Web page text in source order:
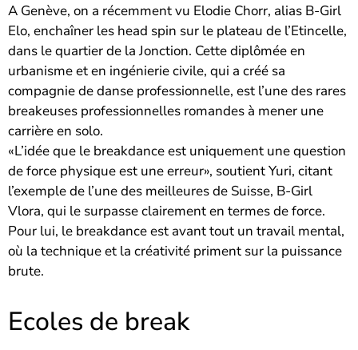
A Genève, on a récemment vu Elodie Chorr, alias B-Girl
Elo, enchaîner les head spin sur le plateau de l’Etincelle,
dans le quartier de la Jonction. Cette diplômée en
urbanisme et en ingénierie civile, qui a créé sa
compagnie de danse professionnelle, est l’une des rares
breakeuses professionnelles romandes à mener une
carrière en solo.
«L’idée que le breakdance est uniquement une question
de force physique est une erreur», soutient Yuri, citant
l’exemple de l’une des meilleures de Suisse, B-Girl
Vlora, qui le surpasse clairement en termes de force.
Pour lui, le breakdance est avant tout un travail mental,
où la technique et la créativité priment sur la puissance
brute.
Ecoles de break